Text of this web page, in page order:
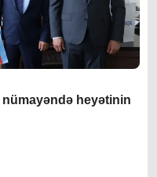
nümayəndə heyətinin